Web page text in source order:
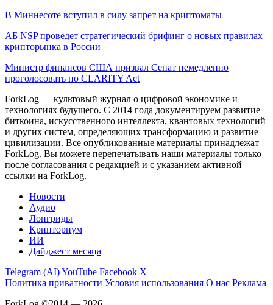
В Миннесоте вступил в силу запрет на криптоматы
АБ NSP проведет стратегический брифинг о новых правилах
крипторынка в России
Министр финансов США призвал Сенат немедленно
проголосовать по CLARITY Act
ForkLog — культовый журнал о цифровой экономике и
технологиях будущего. С 2014 года документируем развитие
биткоина, искусственного интеллекта, квантовых технологий
и других систем, определяющих трансформацию и развитие
цивилизации. Все опубликованные материалы принадлежат
ForkLog. Вы можете перепечатывать наши материалы только
после согласования с редакцией и с указанием активной
ссылки на ForkLog.
Новости
Аудио
Лонгриды
Крипториум
ИИ
Дайджест месяца
Telegram (AI)YouTube Facebook X
Политика приватности Условия использования О нас Реклама